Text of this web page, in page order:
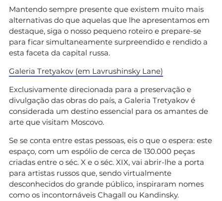
Mantendo sempre presente que existem muito mais
alternativas do que aquelas que lhe apresentamos em
destaque, siga o nosso pequeno roteiro e prepare-se
para ficar simultaneamente surpreendido e rendido a
esta faceta da capital russa.
Galeria Tretyakov (em Lavrushinsky Lane)
Exclusivamente direcionada para a preservação e
divulgação das obras do país, a Galeria Tretyakov é
considerada um destino essencial para os amantes de
arte que visitam Moscovo.
Se se conta entre estas pessoas, eis o que o espera: este
espaço, com um espólio de cerca de 130.000 peças
criadas entre o séc. X e o séc. XIX, vai abrir-lhe a porta
para artistas russos que, sendo virtualmente
desconhecidos do grande público, inspiraram nomes
como os incontornáveis Chagall ou Kandinsky.